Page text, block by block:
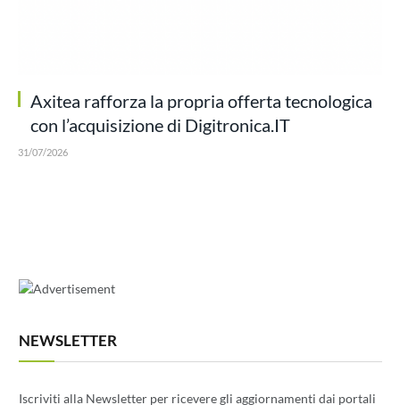
Axitea rafforza la propria offerta tecnologica
con l’acquisizione di Digitronica.IT
31/07/2026
NEWSLETTER
Iscriviti alla Newsletter per ricevere gli aggiornamenti dai portali